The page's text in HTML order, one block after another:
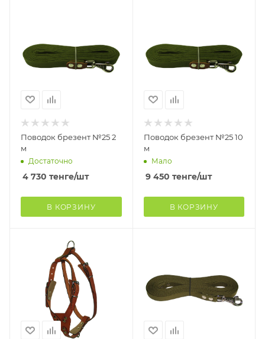
Поводок брезент №25 2
м
Достаточно
4 730 тенге/шт
В КОРЗИНУ
Поводок брезент №25 10
м
Мало
9 450 тенге/шт
В КОРЗИНУ